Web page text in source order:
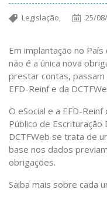
Legislação, 25/
Em implantação no
não é a única nova
prestar contas,
EFD-Reinf e da
O eSocial e a EFD-
Público de Escrituração
DCTFWeb se trata de
base nos dados
obrigações.
Saiba mais sobre cada